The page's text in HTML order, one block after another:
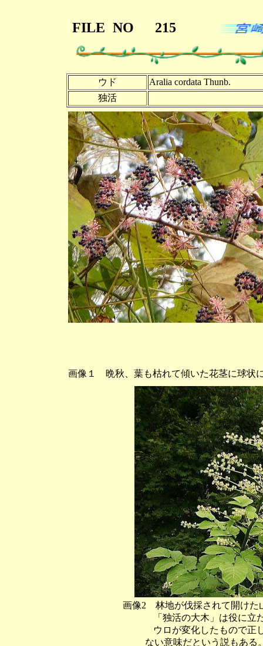
FILE NO 215
ウド
Aralia cordata Thunb.
独活
画像１ 晩秋、葉も枯れて傾いた花茎に球状
画像2 林地が伐採されて開けた
「独活の大木」は役に立た
ウロが変化したもので正しく
ない意味だという説もあ